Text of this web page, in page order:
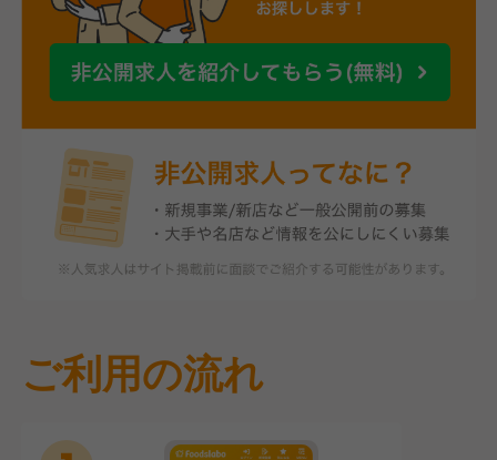
ご利用の流れ